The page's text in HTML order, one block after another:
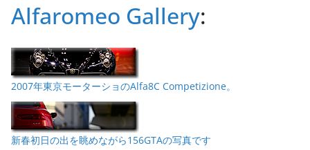
Alfaromeo Gallery:
2007年東京モーターショのAlfa8C Competizione。
新春初日の出を眺めながら156GTAの写真です